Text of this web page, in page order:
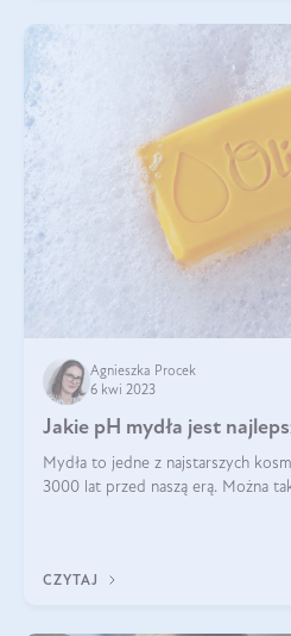
Agnieszka Procek
6 kwi 2023
Jakie pH mydła jest
Mydła to jedne z najstarszych
3000 lat przed naszą erą. Można
CZYTAJ